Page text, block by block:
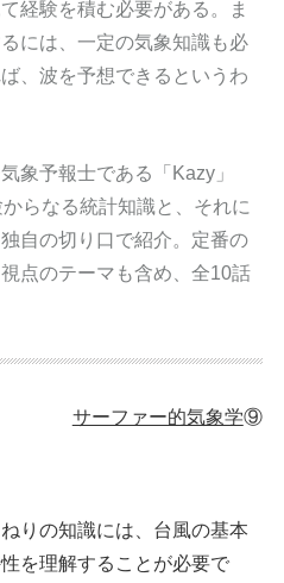
経験を積む必要がある。ま
には、一定の気象知識も必
、波を予想できるというわ
象予報士である「Kazy」
らなる統計知識と、それに
自の切り口で紹介。定番の
点のテーマも含め、全10話
サーファー的気象学⑨
りの知識には、台風の基本
を理解することが必要で
ン